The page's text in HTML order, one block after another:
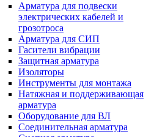
Арматура для подвески
электрических кабелей и
грозотроса
Арматура для СИП
Гасители вибрации
Защитная арматура
Изоляторы
Инструменты для монтажа
Натяжная и поддерживающая
арматура
Оборудование для ВЛ
Соединительная арматура